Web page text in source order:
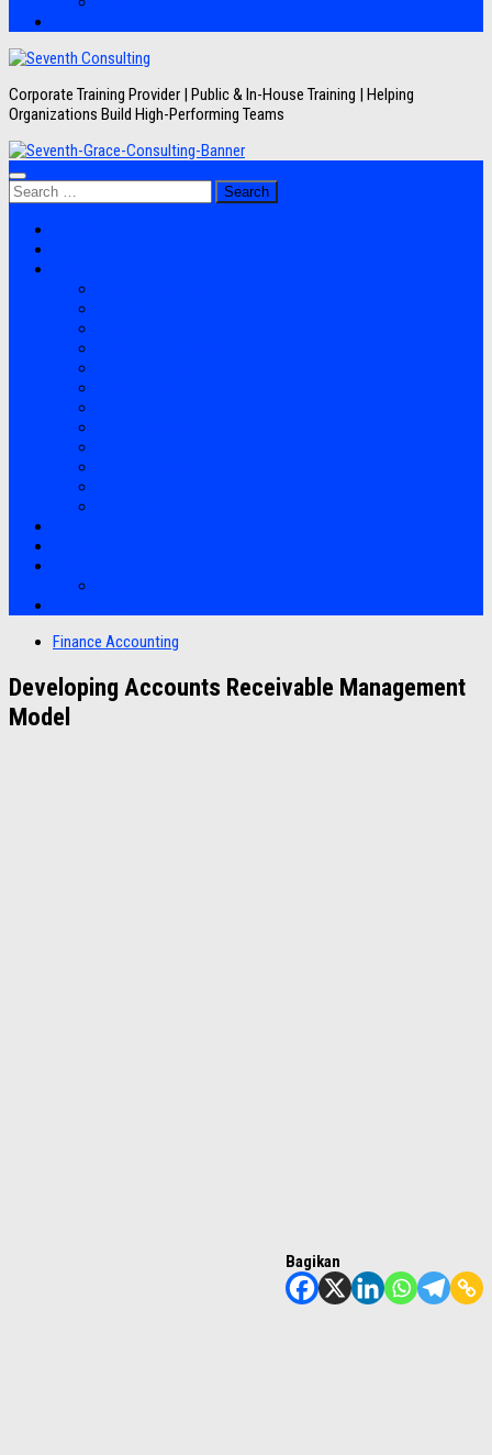
Corporate Training Provider | Public & In-House Training | Helping
Organizations Build High-Performing Teams
Search
for:
Finance Accounting
Developing Accounts Receivable Management
Model
Bagikan